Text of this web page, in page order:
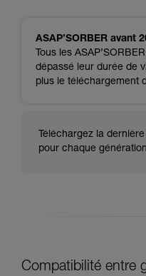
ASAP’SORBER avant
Tous les
dépassé leur durée de
plus le téléchargement
Téléchargez la
pour chaque
Compatibilité entre